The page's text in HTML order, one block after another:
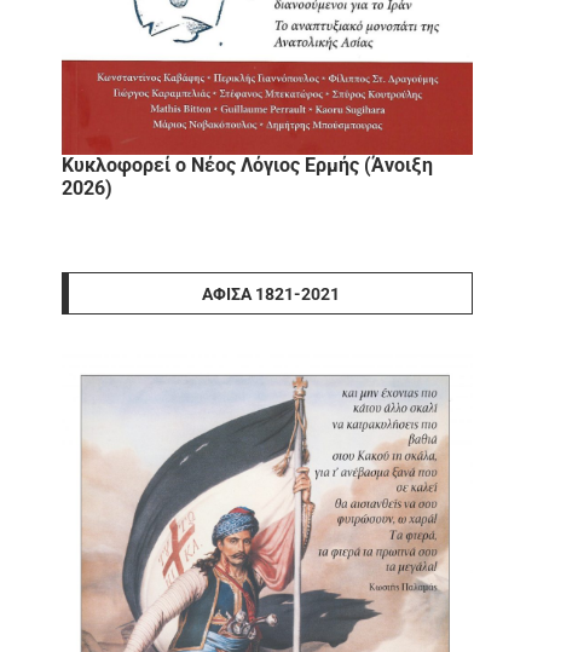
Κυκλοφορεί ο Νέος Λόγιος Ερμής (Άνοιξη
2026)
ΑΦΊΣΑ 1821-2021